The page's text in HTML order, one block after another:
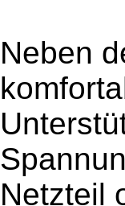
Neben
Netzteil